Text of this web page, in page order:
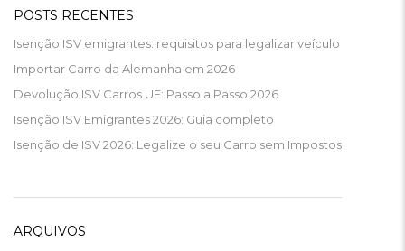
POSTS RECENTES
Isenção ISV emigrantes: requisitos para legalizar veículo
Importar Carro da Alemanha em 2026
Devolução ISV Carros UE: Passo a Passo 2026
Isenção ISV Emigrantes 2026: Guia completo
Isenção de ISV 2026: Legalize o seu Carro sem Impostos
ARQUIVOS